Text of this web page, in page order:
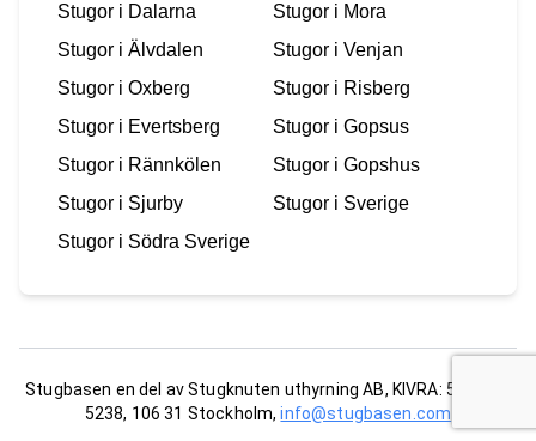
Stugor i Dalarna Stugor i Mora
Stugor i Älvdalen Stugor i Venjan
Stugor i Oxberg Stugor i Risberg
Stugor i Evertsberg Stugor i Gopsus
Stugor i Rännkölen Stugor i Gopshus
Stugor i Sjurby Stugor i Sverige
Stugor i Södra Sverige
Stugbasen en del av Stugknuten uthyrning AB, KIVRA: 556681-
5238, 106 31 Stockholm,info@stugbasen.com